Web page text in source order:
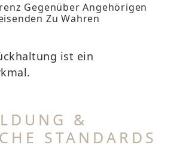
Gegenüber Angehörigen
Zu Wahren
ist ein
&
STANDARDS